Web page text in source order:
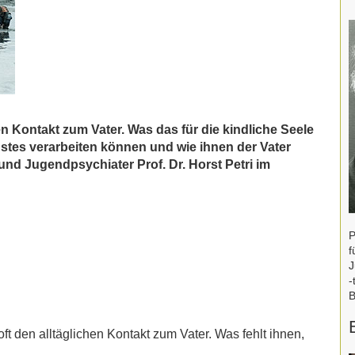
Kontakt zum Vater. Was das für die kindliche Seele
verarbeiten können und wie ihnen der Vater
Jugendpsychiater Prof. Dr. Horst Petri im
den alltäglichen Kontakt zum Vater. Was fehlt ihnen,
-